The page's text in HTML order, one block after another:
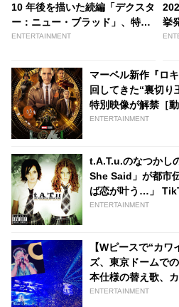
10 年後を描いた続編「デクスタ
ー：ニュー・ブラッド」、特別
映像が解禁！ 連続殺人鬼デクス
になるのが楽しみだ」［動画あ
り］ - tvgroove
ENTERTAINMENT
挙
ス
ト
マーベル新作『ロ
回してきた“裏切り
特別映像が解禁［
ENTERTAINMENT
t.A.T.u.のなつかし
She Said」が都市
ば恋が叶う…」
突破 - tvgroove
ENTERTAINMENT
【Wピースで“カ
ズ、東京ドームで
本仕様の替え歌、
ート＆“ブルーノ・
ENTERTAINMENT